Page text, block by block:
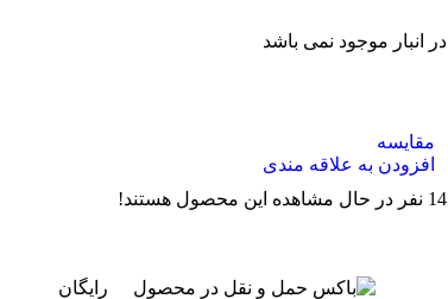
در انبار موجود نمی باشد
مقایسه
افزودن به علاقه مندی
14 نفر در حال مشاهده این محصول هستند!
رایگان